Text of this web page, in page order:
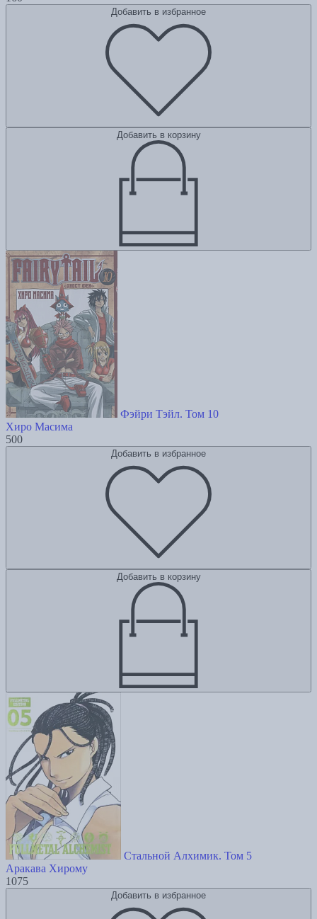
Добавить в избранное
Добавить в корзину
Фэйри Тэйл. Том 10
Хиро Масима
500
Добавить в избранное
Добавить в корзину
Стальной Алхимик. Том 5
Аракава Хирому
1075
Добавить в избранное